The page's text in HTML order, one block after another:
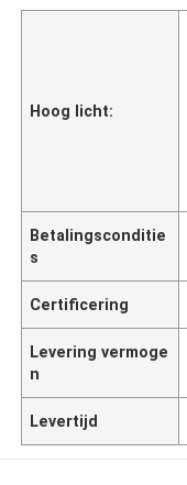
Hoog licht:
Betalingsconditie
s
Certificering
Levering vermoge
n
Levertijd